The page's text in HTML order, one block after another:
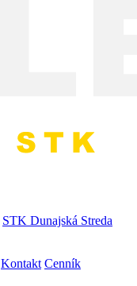
STK Dunajská Streda
Kontakt Cenník